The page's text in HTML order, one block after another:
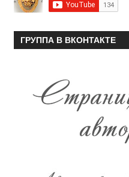
ГРУППА В ВКОНТАКТЕ